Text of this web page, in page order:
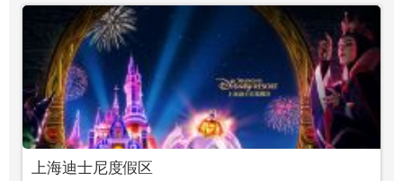
上海迪士尼度假区